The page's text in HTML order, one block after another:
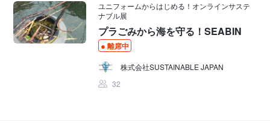
ユニフォームからはじめる！オンラインサステ
ナブル展
プラごみから海を守る！SEABIN
離席中
株式会社SUSTAINABLE JAPAN
32